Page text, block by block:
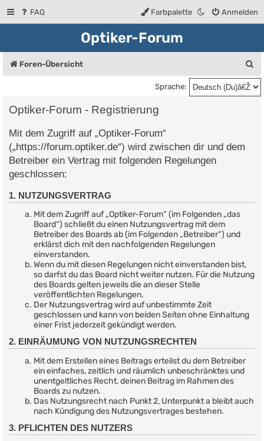
FAQ Anmelden
Farbpalette
Optiker-Forum
Foren-Übersicht
u
c
Sprache:
Optiker-Forum - Registrierung
Mit dem Zugriff auf „Optiker-Forum“
(„https://forum.optiker.de“) wird zwischen dir und dem
Betreiber ein Vertrag mit folgenden Regelungen
geschlossen:
1. NUTZUNGSVERTRAG
Mit dem Zugriff auf „Optiker-Forum“ (im Folgenden „das
Board“) schließt du einen Nutzungsvertrag mit dem
Betreiber des Boards ab (im Folgenden „Betreiber“) und
erklärst dich mit den nachfolgenden Regelungen
einverstanden.
Wenn du mit diesen Regelungen nicht einverstanden bist,
so darfst du das Board nicht weiter nutzen. Für die Nutzung
des Boards gelten jeweils die an dieser Stelle
veröffentlichten Regelungen.
Der Nutzungsvertrag wird auf unbestimmte Zeit
geschlossen und kann von beiden Seiten ohne Einhaltung
einer Frist jederzeit gekündigt werden.
2. EINRÄUMUNG VON NUTZUNGSRECHTEN
Mit dem Erstellen eines Beitrags erteilst du dem Betreiber
ein einfaches, zeitlich und räumlich unbeschränktes und
unentgeltliches Recht, deinen Beitrag im Rahmen des
Boards zu nutzen.
Das Nutzungsrecht nach Punkt 2, Unterpunkt a bleibt auch
nach Kündigung des Nutzungsvertrages bestehen.
3. PFLICHTEN DES NUTZERS